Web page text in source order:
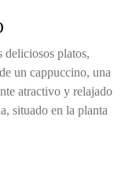
deliciosos platos,
un cappuccino, una
atractivo y relajado
situado en la planta